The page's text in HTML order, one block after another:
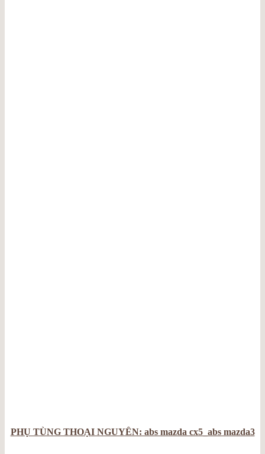
PHỤ TÙNG THOẠI NGUYỄN: abs mazda cx5_abs mazda3